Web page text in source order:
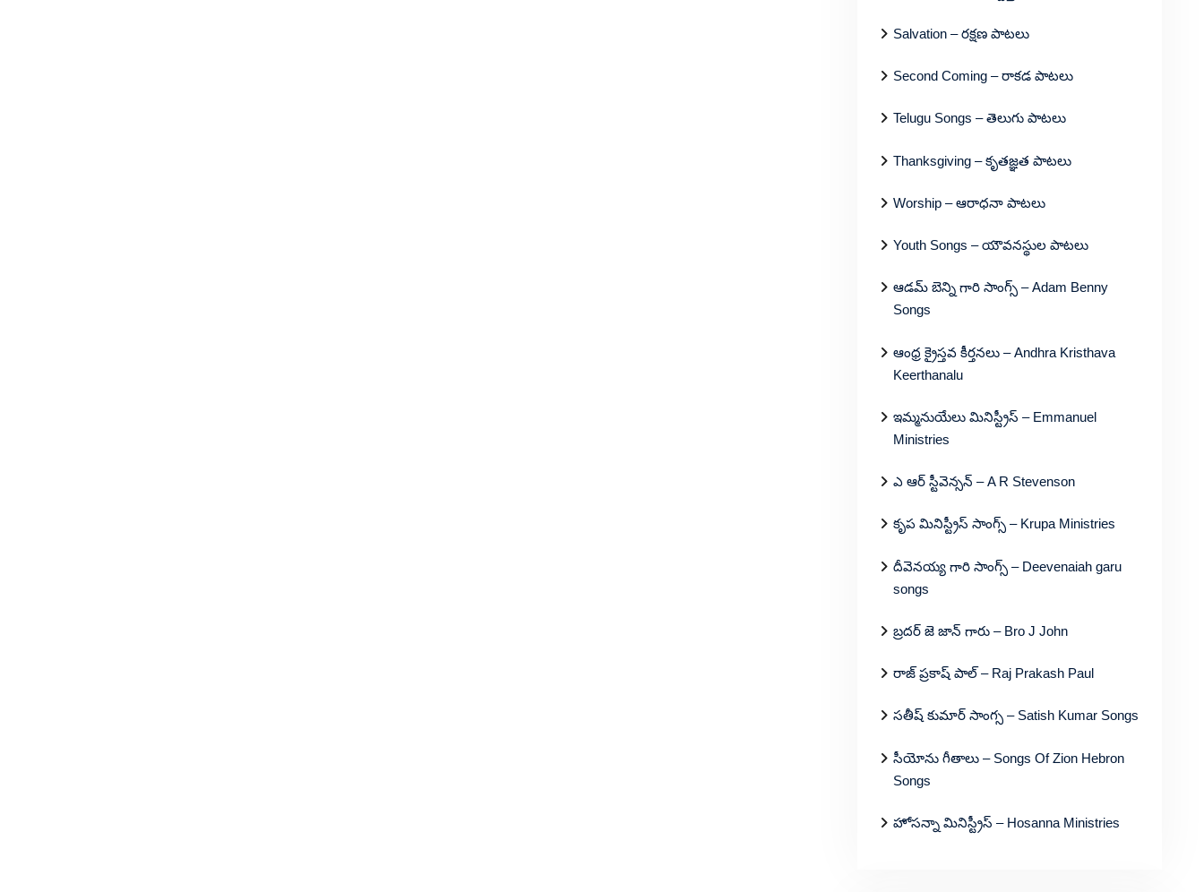
Salvation – రక్షణ పాటలు
Second Coming – రాకడ పాటలు
Telugu Songs – తెలుగు పాటలు
Thanksgiving – కృతజ్ఞత పాటలు
Worship – ఆరాధనా పాటలు
Youth Songs – యౌవనస్థుల పాటలు
ఆడమ్ బెన్ని గారి సాంగ్స్ – Adam Benny
Songs
ఆంధ్ర క్రైస్తవ కీర్తనలు – Andhra Kristhava
Keerthanalu
ఇమ్మనుయేలు మినిస్ట్రీస్ – Emmanuel
Ministries
ఎ ఆర్ స్టీవెన్సన్ – A R Stevenson
కృప మినిస్ట్రీస్ సాంగ్స్ – Krupa Ministries
దీవెనయ్య గారి సాంగ్స్ – Deevenaiah garu
songs
బ్రదర్ జె జాన్ గారు – Bro J John
రాజ్ ప్రకాష్ పాల్ – Raj Prakash Paul
సతీష్ కుమార్ సాంగ్స – Satish Kumar Songs
సీయోను గీతాలు – Songs Of Zion Hebron
Songs
హోసన్నా మినిస్ట్రీస్ – Hosanna Ministries